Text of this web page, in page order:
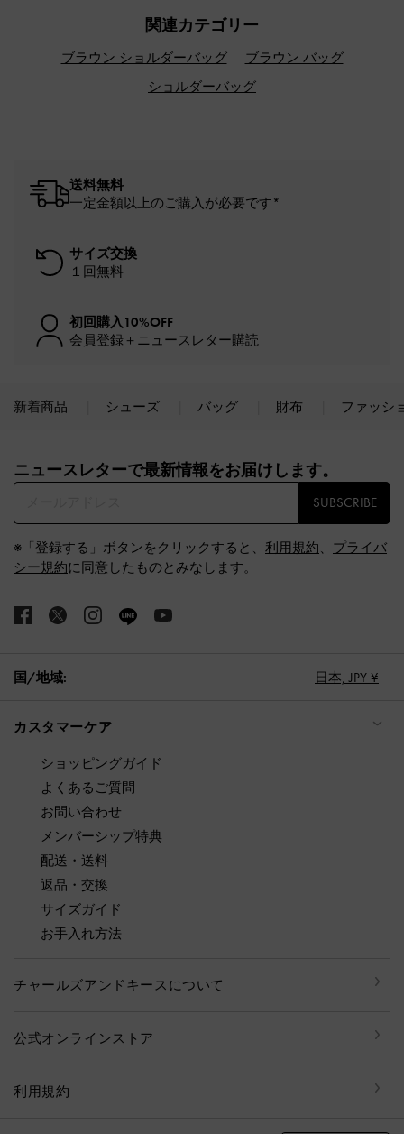
関連カテゴリー
ブラウン ショルダーバッグ
ブラウン バッグ
ショルダーバッグ
送料無料
一定金額以上のご購入が必要です*
サイズ交換
１回無料
初回購入10%OFF
会員登録＋ニュースレター購読
新着商品 シューズ バッグ 財布 ファッシ
ニュースレターで最新情報をお届けします。​
SUBSCRIBE
※「登録する」ボタンをクリックすると、 利用規約、 プライバ
シー規約に同意したものとみなします。
国/地域: 日本, JPY ¥
カスタマーケア
ショッピングガイド
よくあるご質問
お問い合わせ
メンバーシップ特典
配送・送料
返品・交換
サイズガイド
お手入れ方法
チャールズアンドキースについて
公式オンラインストア
利用規約